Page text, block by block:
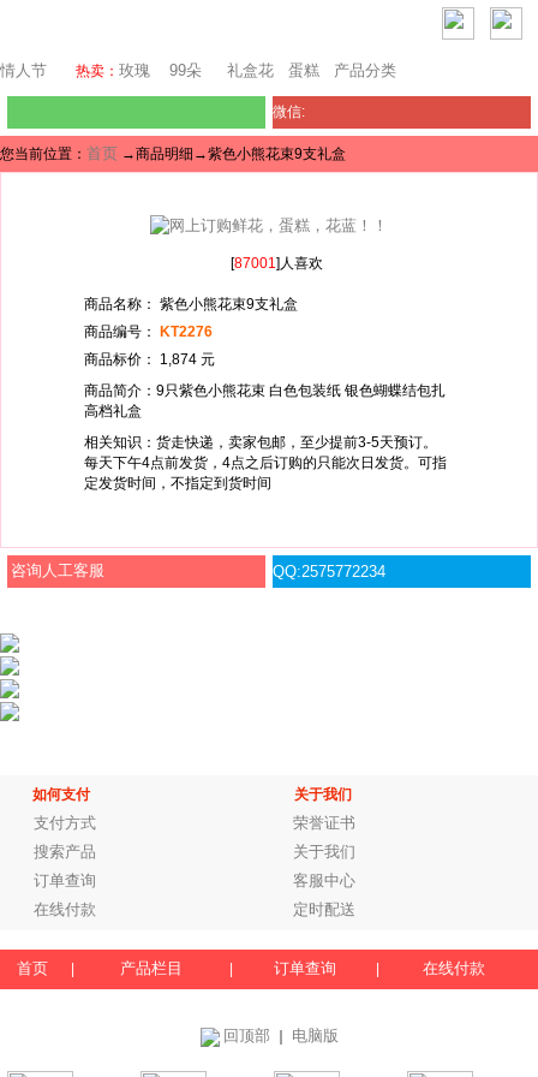
情人节 热卖： 玫瑰 99朵 礼盒花 蛋糕 产品分类
微信:
您当前位置： 首页 →商品明细→紫色小熊花束9支礼盒
[87001]人喜欢
商品名称： 紫色小熊花束9支礼盒
商品编号：
KT2276
商品标价： 1,874 元
商品简介：9只紫色小熊花束 白色包装纸 银色蝴蝶结包扎
高档礼盒
相关知识：货走快递，卖家包邮，至少提前3-5天预订。
每天下午4点前发货，4点之后订购的只能次日发货。可指
定发货时间，不指定到货时间
咨询人工客服 QQ:2575772234
如何支付 关于我们
支付方式
荣誉证书
搜索产品
关于我们
订单查询
客服中心
在线付款
定时配送
首页 产品栏目 订单查询 在线付款
回顶部 电脑版